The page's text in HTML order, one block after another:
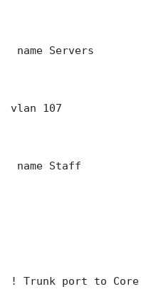
name Servers
vlan 107
name Staff
! Trunk port to Core